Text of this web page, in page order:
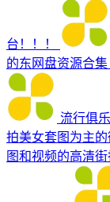
台！！！
的东网盘资源合集
流行俱
拍美女套图为主
图和视频的高清街